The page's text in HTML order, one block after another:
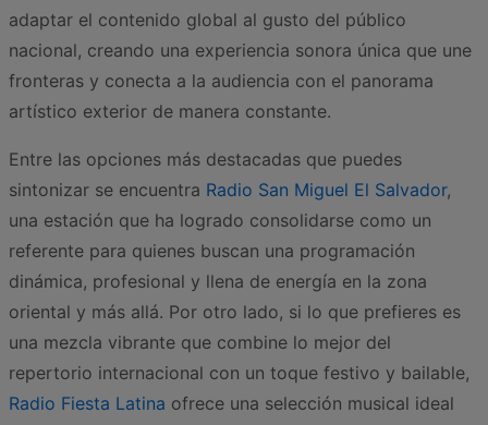
adaptar el contenido global al gusto del público
nacional, creando una experiencia sonora única que une
fronteras y conecta a la audiencia con el panorama
artístico exterior de manera constante.
Entre las opciones más destacadas que puedes
sintonizar se encuentra Radio San Miguel El Salvador,
una estación que ha logrado consolidarse como un
referente para quienes buscan una programación
dinámica, profesional y llena de energía en la zona
oriental y más allá. Por otro lado, si lo que prefieres es
una mezcla vibrante que combine lo mejor del
repertorio internacional con un toque festivo y bailable,
Radio Fiesta Latina ofrece una selección musical ideal